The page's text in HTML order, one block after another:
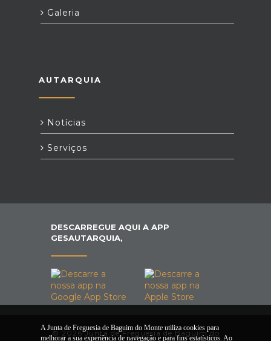
Galeria
AUTARQUIA
Notícias
Serviços
DESCARREGUE AQUI A APP
GESAUTARQUIA,
© 2026 Junta de Freguesia de Baguim do
A Junta de Freguesia de Baguim do Monte utiliza cookies para
melhorar a sua experiência de navegação e para fins estatísticos. Ao